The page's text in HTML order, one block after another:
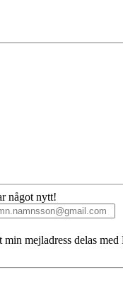
något nytt!
min mejladress delas